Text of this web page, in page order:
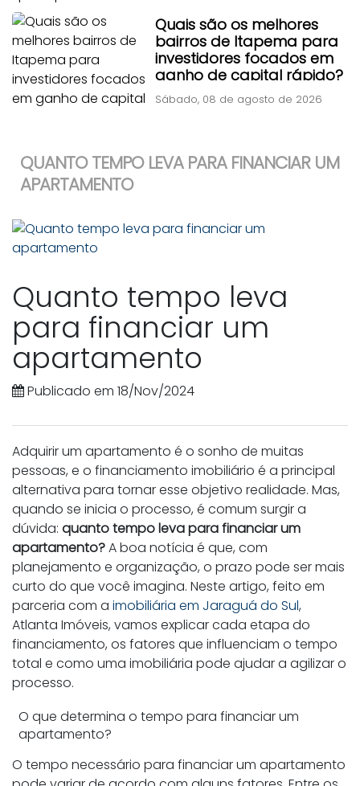
Quais são os melhores
bairros de Itapema para
investidores focados em
ganho de capital rápido?
Sábado, 08 de agosto de 2026
QUANTO TEMPO LEVA PARA FINANCIAR UM
APARTAMENTO
Quanto tempo leva
para financiar um
apartamento
Publicado em 18/Nov/2024
Adquirir um apartamento é o sonho de muitas
pessoas, e o financiamento imobiliário é a principal
alternativa para tornar esse objetivo realidade. Mas,
quando se inicia o processo, é comum surgir a
dúvida: quanto tempo leva para financiar um
apartamento?A boa notícia é que, com
planejamento e organização, o prazo pode ser mais
curto do que você imagina. Neste artigo, feito em
parceria com a imobiliária em Jaraguá do Sul,
Atlanta Imóveis, vamos explicar cada etapa do
financiamento, os fatores que influenciam o tempo
total e como uma imobiliária pode ajudar a agilizar o
processo.
O que determina o tempo para financiar um
apartamento?
O tempo necessário para financiar um apartamento